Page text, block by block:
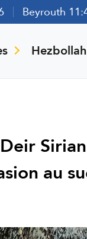
Beyrouth
Hezbollah
au